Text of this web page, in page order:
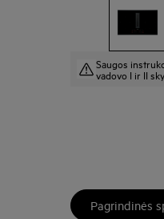
Saugos
vadovo I ir II
Pagrindinės